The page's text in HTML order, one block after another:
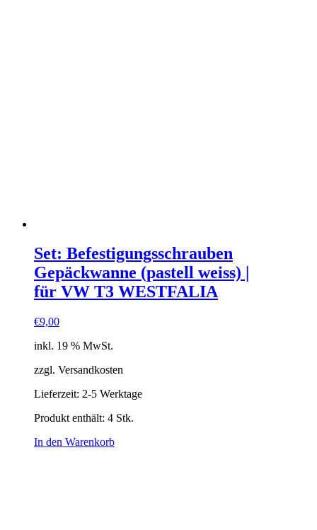
Set: Befestigungsschrauben
Gepäckwanne (pastell weiss) |
für VW T3 WESTFALIA
€9,00
inkl. 19 % MwSt.
zzgl. Versandkosten
Lieferzeit: 2-5 Werktage
Produkt enthält: 4 Stk.
In den Warenkorb